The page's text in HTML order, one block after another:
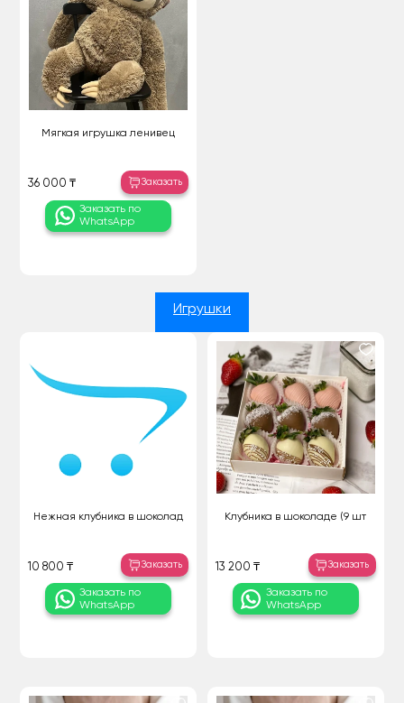
Мягкая игрушка ленивец
36 000 ₸ Заказать
Заказать по
WhatsApp
Игрушки
Нежная клубника в шоколад
10 800 ₸ Заказать
Заказать по
WhatsApp
Клубника в шоколаде (9 шт
13 200 ₸ Заказать
Заказать по
WhatsApp